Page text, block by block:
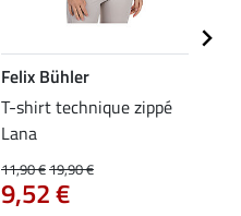
Felix Bühler
T-shirt technique zippé
Lana
11,90 €19,90 €
9,52 €